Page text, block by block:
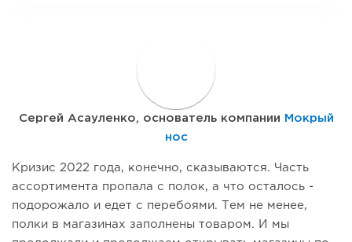
Сергей Асауленко, основатель компании
Мокрый
нос
Кризис 2022 года, конечно, сказываются. Часть
ассортимента пропала с полок, а что осталось -
подорожало и едет с перебоями. Тем не менее,
полки в магазинах заполнены товаром. И мы